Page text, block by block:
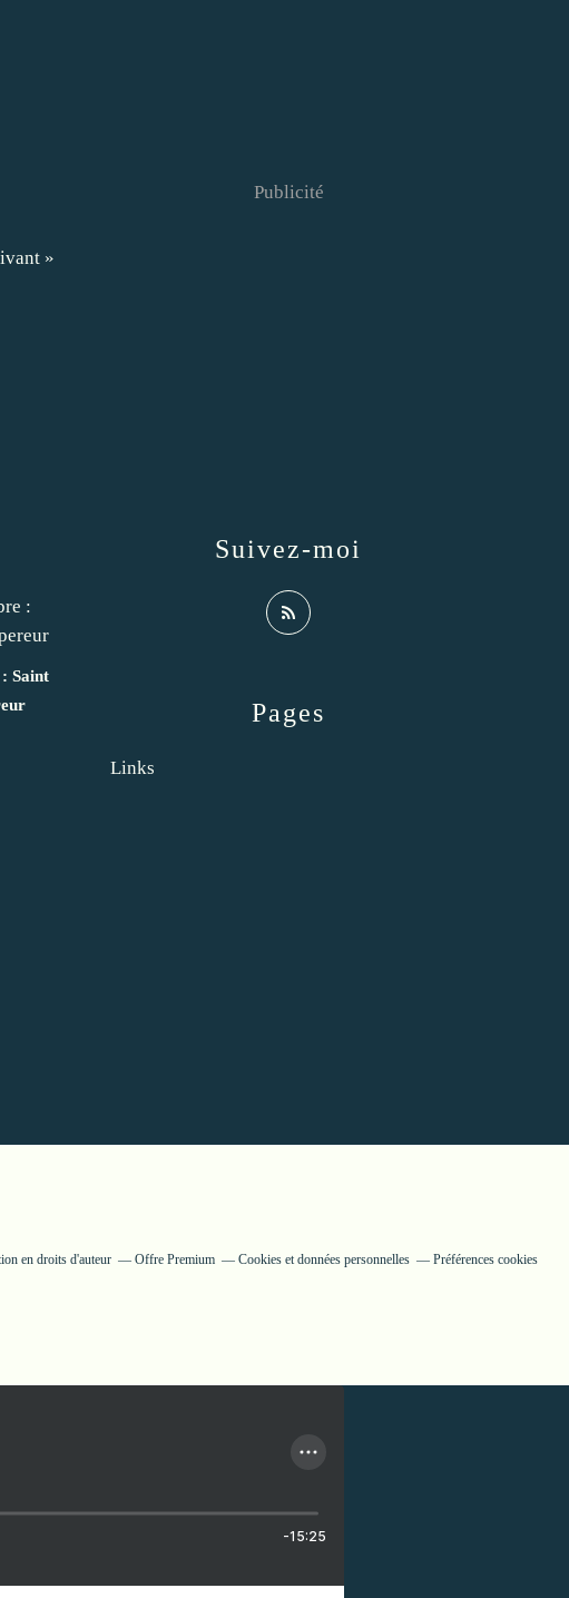
»
Saint
Pages
Links
Suivez-moi
Publicité
en droits d'auteur Offre Premium Cookies et données personnelles Préférences cookies
-15:25